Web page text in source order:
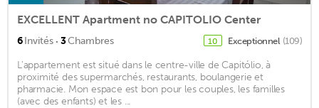
EXCELLENT Apartment no CAPITOLIO Center
6Invités · 3Chambres 10 Exceptionnel (109)
L'appartement est situé dans le centre-ville de Capitólio, à
proximité des supermarchés, restaurants, boulangerie et
pharmacie. Mon espace est bon pour les couples, les familles
(avec des enfants) et les ...